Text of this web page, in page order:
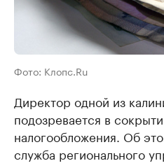
Фото: Клопс.Ru
Директор одной из
подозревается в
налогообложения. Об
служба регионального